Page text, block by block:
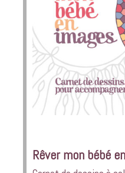
Rêver mon bébé